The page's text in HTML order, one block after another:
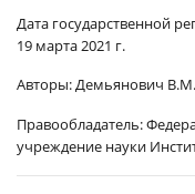
Дата государственной
19 марта 2021 г.
Авторы: Демьянович
Правообладатель:
учреждение науки